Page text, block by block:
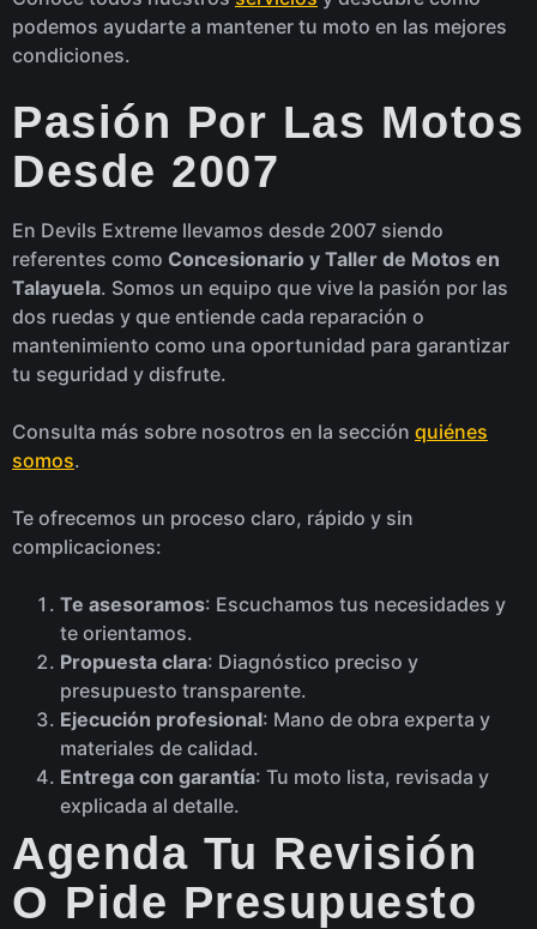
podemos ayudarte a mantener tu moto en las mejores
condiciones.
Pasión Por Las Motos
Desde 2007
En Devils Extreme llevamos desde 2007 siendo
referentes como Concesionario y Taller de Motos en
Talayuela. Somos un equipo que vive la pasión por las
dos ruedas y que entiende cada reparación o
mantenimiento como una oportunidad para garantizar
tu seguridad y disfrute.
Consulta más sobre nosotros en la sección quiénes
somos.
Te ofrecemos un proceso claro, rápido y sin
complicaciones:
Te asesoramos: Escuchamos tus necesidades y
te orientamos.
Propuesta clara: Diagnóstico preciso y
presupuesto transparente.
Ejecución profesional: Mano de obra experta y
materiales de calidad.
Entrega con garantía: Tu moto lista, revisada y
explicada al detalle.
Agenda Tu Revisión
O Pide Presupuesto